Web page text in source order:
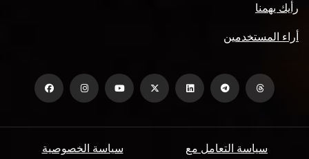
رأيك يهمنا
أراء المستخدمين
سياسة الخصوصية سياسة التعامل مع